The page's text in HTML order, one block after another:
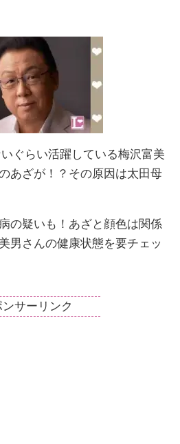
ぐらい活躍している梅沢富美
あざが！？その原因は太田母
の疑いも！あざと顔色は関係
男さんの健康状態を要チェッ
ンサーリンク